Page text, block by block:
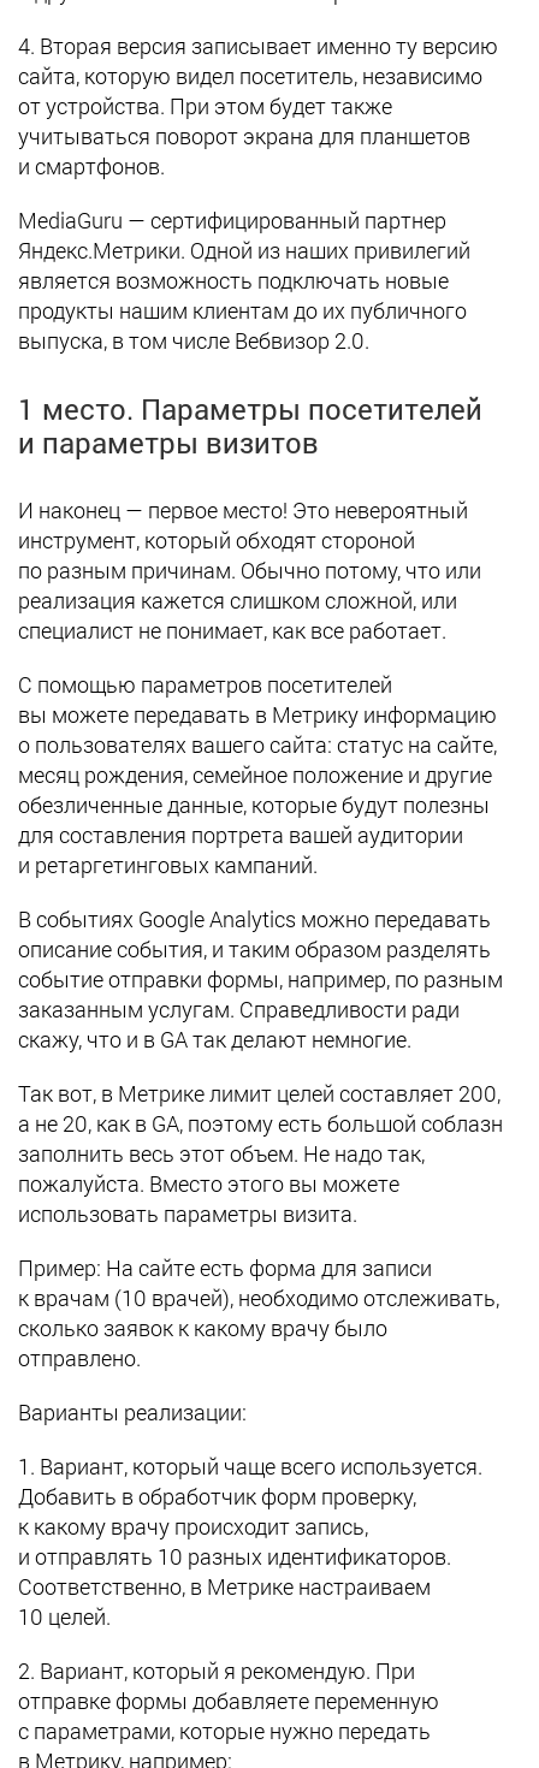
4. Вторая версия записывает именно ту версию
сайта, которую видел посетитель, независимо
от устройства. При этом будет также
учитываться поворот экрана для планшетов
и смартфонов.
MediaGuru — сертифицированный партнер
Яндекс.Метрики. Одной из наших привилегий
является возможность подключать новые
продукты нашим клиентам до их публичного
выпуска, в том числе Вебвизор 2.0.
1 место. Параметры посетителей
и параметры визитов
И наконец — первое место! Это невероятный
инструмент, который обходят стороной
по разным причинам. Обычно потому, что или
реализация кажется слишком сложной, или
специалист не понимает, как все работает.
С помощью параметров посетителей
вы можете передавать в Метрику информацию
о пользователях вашего сайта: статус на сайте,
месяц рождения, семейное положение и другие
обезличенные данные, которые будут полезны
для составления портрета вашей аудитории
и ретаргетинговых кампаний.
В событиях Google Analytics можно передавать
описание события, и таким образом разделять
событие отправки формы, например, по разным
заказанным услугам. Справедливости ради
скажу, что и в GA так делают немногие.
Так вот, в Метрике лимит целей составляет 200,
а не 20, как в GA, поэтому есть большой соблазн
заполнить весь этот объем. Не надо так,
пожалуйста. Вместо этого вы можете
использовать параметры визита.
Пример: На сайте есть форма для записи
к врачам (10 врачей), необходимо отслеживать,
сколько заявок к какому врачу было
отправлено.
Варианты реализации:
1. Вариант, который чаще всего используется.
Добавить в обработчик форм проверку,
к какому врачу происходит запись,
и отправлять 10 разных идентификаторов.
Соответственно, в Метрике настраиваем
10 целей.
2. Вариант, который я рекомендую. При
отправке формы добавляете переменную
с параметрами, которые нужно передать
в Метрику, например: